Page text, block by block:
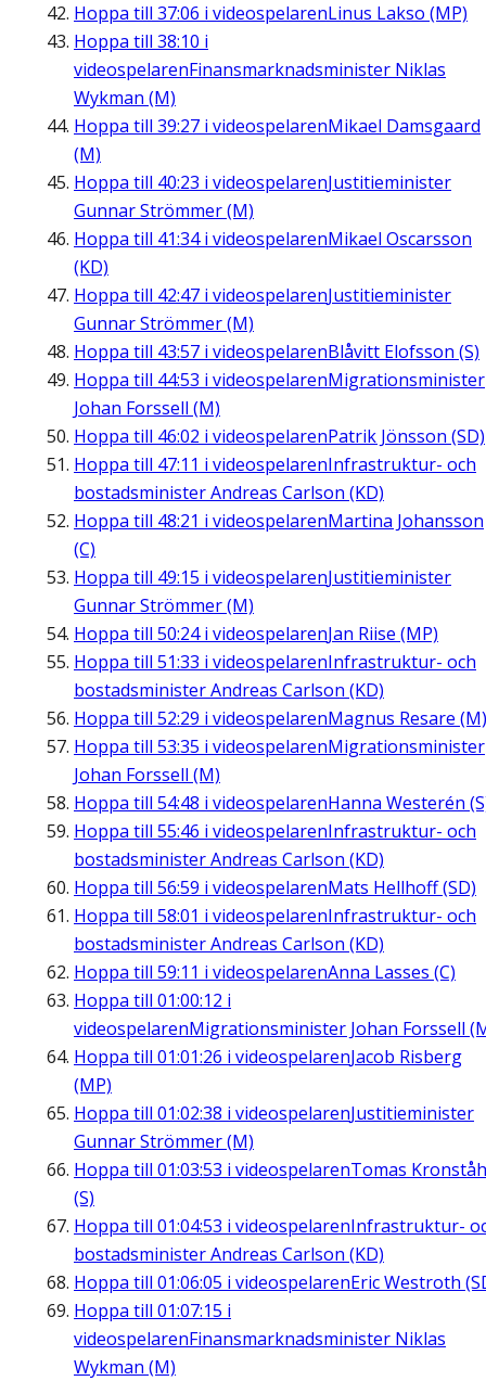
Hoppa till 37:06 i videospelarenLinus Lakso (MP)
Hoppa till 38:10 i
videospelarenFinansmarknadsminister Niklas
Wykman (M)
Hoppa till 39:27 i videospelarenMikael Damsgaard
(M)
Hoppa till 40:23 i videospelarenJustitieminister
Gunnar Strömmer (M)
Hoppa till 41:34i videospelarenMikael Oscarsson
(KD)
Hoppa till 42:47 i videospelarenJustitieminister
Gunnar Strömmer (M)
Hoppa till 43:57 i videospelarenBlåvitt Elofsson (S)
Hoppa till 44:53 i videospelarenMigrationsminister
Johan Forssell (M)
Hoppa till 46:02 i videospelarenPatrik Jönsson (SD)
Hoppa till 47:11 i videospelarenInfrastruktur- och
bostadsminister Andreas Carlson (KD)
Hoppa till 48:21 i videospelarenMartina Johansson
(C)
Hoppa till 49:15 i videospelarenJustitieminister
Gunnar Strömmer (M)
Hoppa till 50:24i videospelarenJan Riise (MP)
Hoppa till 51:33 i videospelarenInfrastruktur- och
bostadsminister Andreas Carlson (KD)
Hoppa till 52:29 i videospelarenMagnus Resare (M)
Hoppa till 53:35 i videospelarenMigrationsminister
Johan Forssell (M)
Hoppa till 54:48 i videospelarenHanna Westerén
Hoppa till 55:46 i videospelarenInfrastruktur- och
bostadsminister Andreas Carlson (KD)
Hoppa till 56:59 i videospelarenMats Hellhoff (SD)
Hoppa till 58:01 i videospelarenInfrastruktur- och
bostadsminister Andreas Carlson (KD)
Hoppa till 59:11 i videospelarenAnna Lasses (C)
Hoppa till 01:00:12 i
videospelarenMigrationsminister Johan Forssell
Hoppa till 01:01:26 i videospelarenJacob Risberg
(MP)
Hoppa till 01:02:38 i videospelarenJustitieminister
Gunnar Strömmer (M)
Hoppa till 01:03:53 i videospelarenTomas
(S)
Hoppa till 01:04:53 i videospelarenInfrastruktur-
bostadsminister Andreas Carlson (KD)
Hoppa till 01:06:05 i videospelarenEric Westroth
Hoppa till 01:07:15 i
videospelarenFinansmarknadsminister Niklas
Wykman (M)